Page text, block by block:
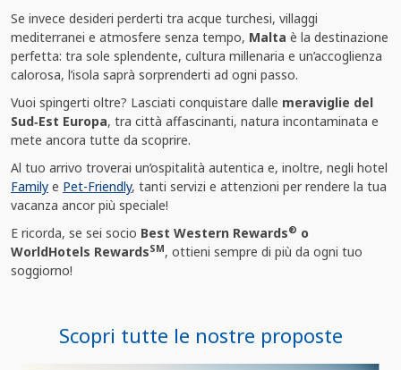
Se invece desideri perderti tra acque turchesi, villaggi
mediterranei e atmosfere senza tempo, Malta è la destinazione
perfetta: tra sole splendente, cultura millenaria e un’accoglienza
calorosa, l’isola saprà sorprenderti ad ogni passo.
Vuoi spingerti oltre? Lasciati conquistare dalle meraviglie del
Sud‑Est Europa, tra città affascinanti, natura incontaminata e
mete ancora tutte da scoprire.
Al tuo arrivo troverai un’ospitalità autentica e, inoltre, negli hotel
Family e Pet-Friendly, tanti servizi e attenzioni per rendere la tua
vacanza ancor più speciale!
E ricorda, se sei socio Best Western Rewards® o
WorldHotels RewardsSM, ottieni sempre di più da ogni tuo
soggiorno!
Scopri tutte le nostre proposte